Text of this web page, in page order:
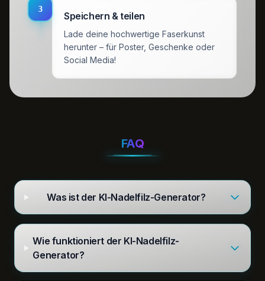
3
Speichern & teilen
Lade deine hochwertige Faserkunst
herunter – für Poster, Geschenke oder
Social Media!
FAQ
Was ist der KI-Nadelfilz-Generator?
Wie funktioniert der KI-Nadelfilz-
Generator?